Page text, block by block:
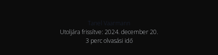
Tanel Vaarmann
Utoljára frissítve: 2024. december 20.
3 perc olvasási idő